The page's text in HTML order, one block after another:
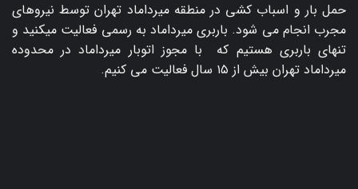
حمل بار و اسباب کشی در منطقه میرداماد تهران توسط نیروهای
مجرب انجام می شود. باربری میرداماد به رسمی فعالیت میکنید و
تنهای باربری هستیم که با مجوز اتوبار میرداماد در محدوده
میرداماد تهران بیش از ۱۵ سال فعالیت می کنیم.